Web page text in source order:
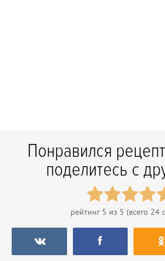
Понравился
поделитесь с
рейтинг 5 из 5 (всего 24